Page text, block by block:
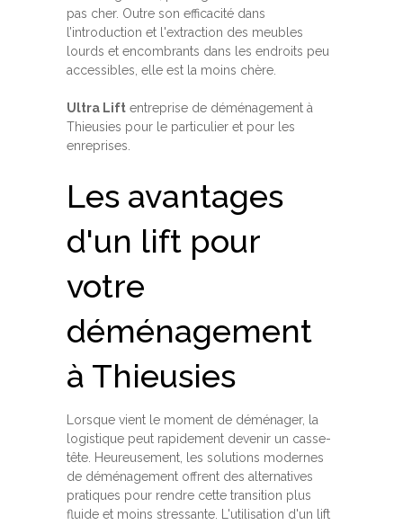
pas cher. Outre son efficacité dans
l’introduction et l'extraction des meubles
lourds et encombrants dans les endroits peu
accessibles, elle est la moins chère.
Ultra Lift entreprise de déménagement à
Thieusies pour le particulier et pour les
enreprises.
Les avantages
d'un lift pour
votre
déménagement
à Thieusies
Lorsque vient le moment de déménager, la
logistique peut rapidement devenir un casse-
tête. Heureusement, les solutions modernes
de déménagement offrent des alternatives
pratiques pour rendre cette transition plus
fluide et moins stressante. L'utilisation d'un lift